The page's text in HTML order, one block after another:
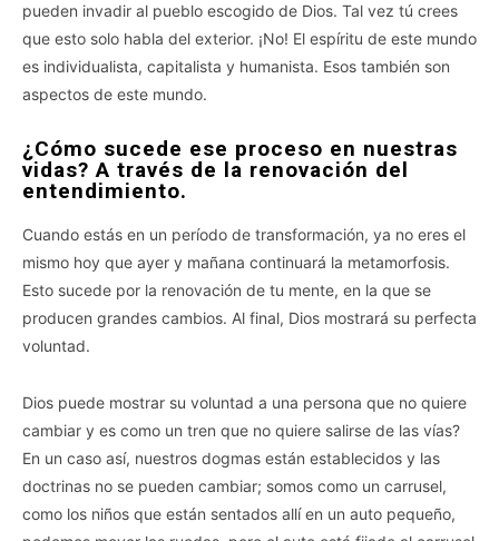
pueden invadir al pueblo escogido de Dios. Tal vez tú crees
que esto solo habla del exterior. ¡No! El espíritu de este mundo
es individualista, capitalista y humanista. Esos también son
aspectos de este mundo.
¿Cómo sucede ese proceso en nuestras
vidas? A través de la renovación del
entendimiento.
Cuando estás en un período de transformación, ya no eres el
mismo hoy que ayer y mañana continuará la metamorfosis.
Esto sucede por la renovación de tu mente, en la que se
producen grandes cambios. Al final, Dios mostrará su perfecta
voluntad.
Dios puede mostrar su voluntad a una persona que no quiere
cambiar y es como un tren que no quiere salirse de las vías?
En un caso así, nuestros dogmas están establecidos y las
doctrinas no se pueden cambiar; somos como un carrusel,
como los niños que están sentados allí en un auto pequeño,